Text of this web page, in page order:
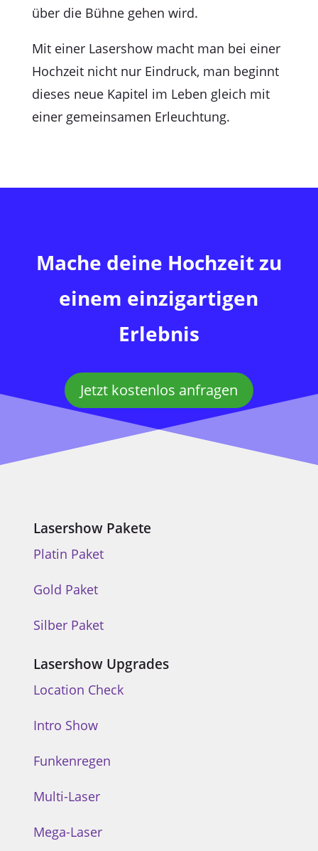
über die Bühne gehen wird.
Mit einer Lasershow macht man bei einer
Hochzeit nicht nur Eindruck, man beginnt
dieses neue Kapitel im Leben gleich mit
einer gemeinsamen Erleuchtung.
Mache deine Hochzeit zu
einem einzigartigen
Erlebnis
Jetzt kostenlos anfragen
Lasershow Pakete
Platin Paket
Gold Paket
Silber Paket
Lasershow Upgrades
Location Check
Intro Show
Funkenregen
Multi-Laser
Mega-Laser